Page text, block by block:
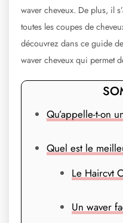
waver cheveux. De plus, il
toutes les coupes de
découvrez dans ce guide
waver cheveux qui permet
Qu’appelle-t-on
Quel est le
Le Haircvt
Un waver